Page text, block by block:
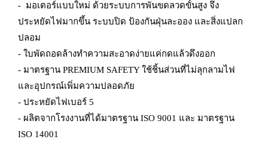
- มอเตอร์แบบใหม่ ด้วยระบบการพันขดลวดขั้นสูง จึง
ประหยัดไฟมากขึ้น ระบบปิด ป้องกันฝุ่นละออง และสิ่งแปลก
ปลอม
- ใบพัดถอดล้างทำความสะอาดง่ายแค่กดแล้วดึงออก
- มาตรฐาน PREMIUM SAFETY ใช้ชิ้นส่วนที่ไม่ลุกลามไฟ
และอุปกรณ์เพิ่มความปลอดภัย
- ประหยัดไฟเบอร์ 5
- ผลิตจากโรงงานที่ได้มาตรฐาน ISO 9001 และ มาตรฐาน
ISO 14001